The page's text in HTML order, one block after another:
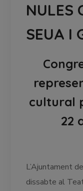
NULES
SEUA I
cultural
22
L’Ajuntament
dissabte al